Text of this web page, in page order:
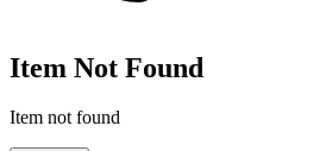
Item Not Found
Item not found